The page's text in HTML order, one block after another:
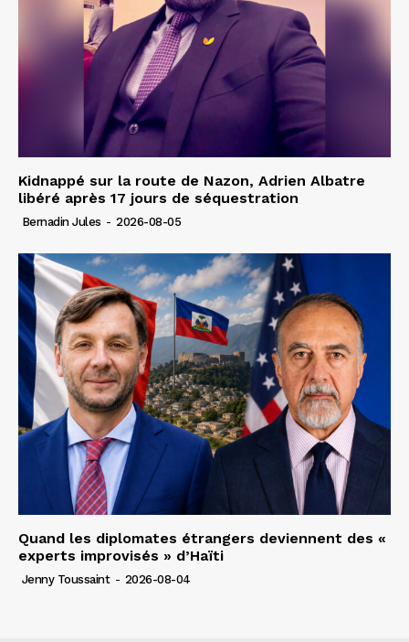
Kidnappé sur la route de Nazon, Adrien Albatre
libéré après 17 jours de séquestration
Bernadin Jules - 2026-08-05
Quand les diplomates étrangers deviennent des «
experts improvisés » d’Haïti
Jenny Toussaint - 2026-08-04